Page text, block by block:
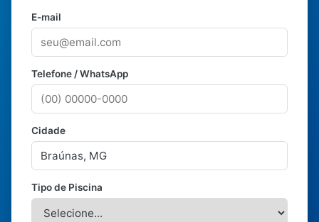
E-mail
Telefone / WhatsApp
Cidade
Tipo de Piscina